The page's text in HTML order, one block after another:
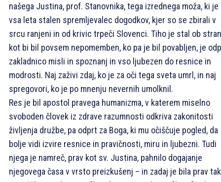
našega Justina, prof. Stanovnika, tega izrednega moža, ki je
vsa leta stalen spremljevalec dogodkov, kjer so se zbirali v
srcu ranjeni in od krivic trpeči Slovenci. Tiho je stal ob
kot bi bil povsem nepomemben, ko pa je bil povabljen, je
zakladnico misli in spoznanj in vso ljubezen do resnice in
modrosti. Naj zaživi zdaj, ko je za oči tega sveta umrl, in naj
spregovori, ko je po mnenju nevernih umolknil.
Res je bil apostol pravega humanizma, v katerem miselno
svoboden človek iz zdrave razumnosti odkriva zakonitosti
življenja družbe, pa odprt za Boga, ki mu očiščuje pogled, da
bolje vidi izvire resnice in pravičnosti, miru in ljubezni. Tudi
njega je namreč, prav kot sv. Justina, pahnilo dogajanje
njegovega časa v vrsto preizkušenj – in zadaj je bila prav